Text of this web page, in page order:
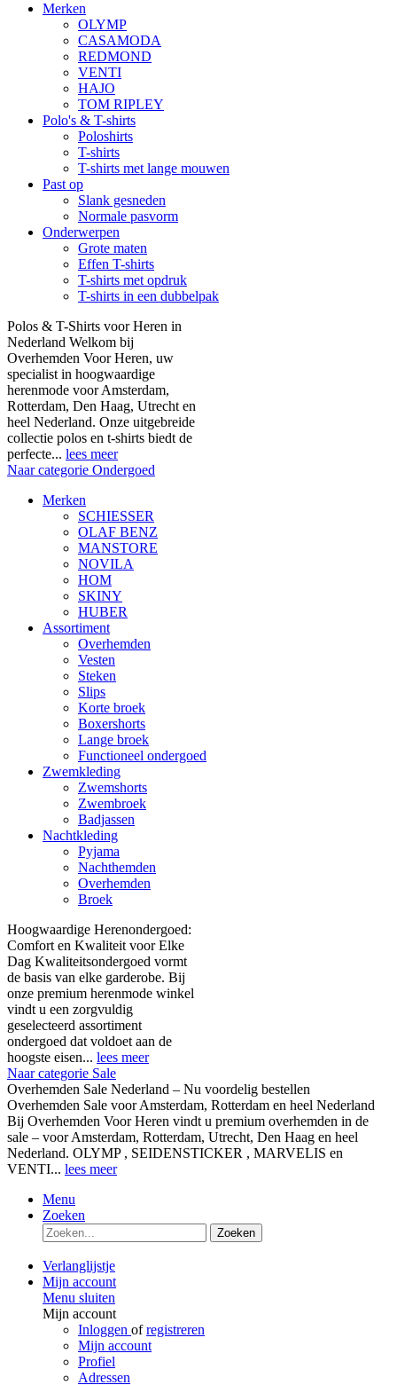
Merken
OLYMP
CASAMODA
REDMOND
VENTI
HAJO
TOM RIPLEY
Polo's & T-shirts
Poloshirts
T-shirts
T-shirts met lange mouwen
Past op
Slank gesneden
Normale pasvorm
Onderwerpen
Grote maten
Effen T-shirts
T-shirts met opdruk
T-shirts in een dubbelpak
Polos & T-Shirts voor Heren in
Nederland Welkom bij
Overhemden Voor Heren, uw
specialist in hoogwaardige
herenmode voor Amsterdam,
Rotterdam, Den Haag, Utrecht en
heel Nederland. Onze uitgebreide
collectie polos en t-shirts biedt de
perfecte... lees meer
Naar categorie Ondergoed
Merken
SCHIESSER
OLAF BENZ
MANSTORE
NOVILA
HOM
SKINY
HUBER
Assortiment
Overhemden
Vesten
Steken
Slips
Korte broek
Boxershorts
Lange broek
Functioneel ondergoed
Zwemkleding
Zwemshorts
Zwembroek
Badjassen
Nachtkleding
Pyjama
Nachthemden
Overhemden
Broek
Hoogwaardige Herenondergoed:
Comfort en Kwaliteit voor Elke
Dag Kwaliteitsondergoed vormt
de basis van elke garderobe. Bij
onze premium herenmode winkel
vindt u een zorgvuldig
geselecteerd assortiment
ondergoed dat voldoet aan de
hoogste eisen... lees meer
Naar categorie Sale
Overhemden Sale Nederland – Nu voordelig bestellen
Overhemden Sale voor Amsterdam, Rotterdam en heel Nederland
Bij Overhemden Voor Heren vindt u premium overhemden in de
sale – voor Amsterdam, Rotterdam, Utrecht, Den Haag en heel
Nederland. OLYMP , SEIDENSTICKER , MARVELIS en
VENTI... lees meer
Menu
Zoeken
Zoeken
Verlanglijstje
Mijn account
Menu sluiten
Mijn account
Inloggen ofregistreren
Mijn account
Profiel
Adressen